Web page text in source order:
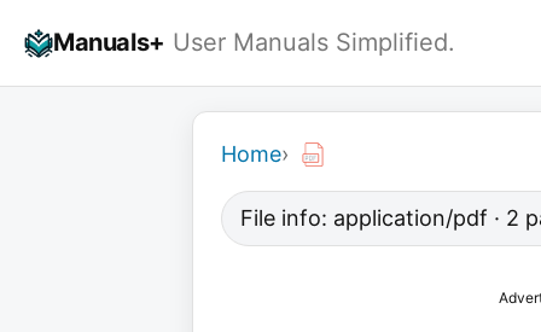
Manuals+ User Manuals Simplified.
Home›
File info: application/pdf · 2